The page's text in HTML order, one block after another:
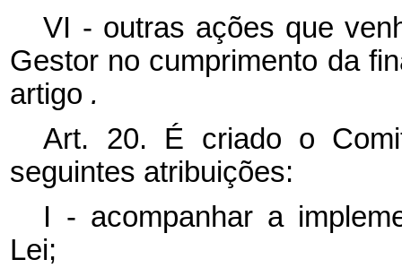
VI - outras ações que
Gestor no cumprimento da
artigo .
Art. 20. É criado o
seguintes atribuições:
I - acompanhar a
Lei;